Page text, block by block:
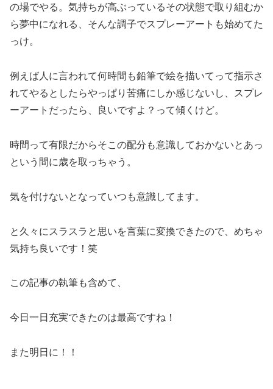
の場でやる。気持ちが高ぶっているその状態で取り組むか
ら夢中になれる、そんな調子でスプレーアートも始めてた
っけ。
例えば人に言われて何時間も鉛筆で絵を描いてって指示さ
れてやるとしたらやっぱり苦痛にしか感じないし、スプレ
ーアートだったら、良いですよ？って傾くけど。
時間って有限だからそこの配分も意識しておかないとあっ
という間に歳を取っちゃう。
気を付けないとなっていつも意識してます。
と久々にスラスラと思いを言葉に変換できたので、めちゃ
気持ち良いです！笑
この記事の執筆も含めて、
今日一日充実できたのは最高ですね！
また明日に！！